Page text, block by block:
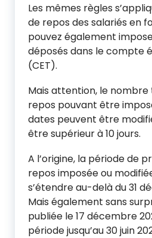
Les mêmes règles
de repos des salariés en
pouvez également
déposés dans le compte
(CET).
Mais attention, le
repos pouvant être
dates peuvent être
être supérieur à 10 jours.
A l’origine, la période de
repos imposée ou
s’étendre au-delà du 31
Mais également sans
publiée le 17 décembre
période jusqu’au 30 juin